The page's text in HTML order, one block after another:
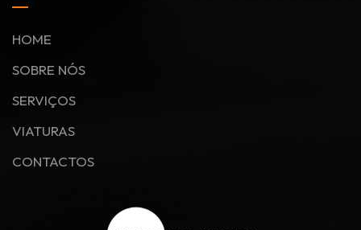
HOME
SOBRE NÓS
SERVIÇOS
VIATURAS
CONTACTOS